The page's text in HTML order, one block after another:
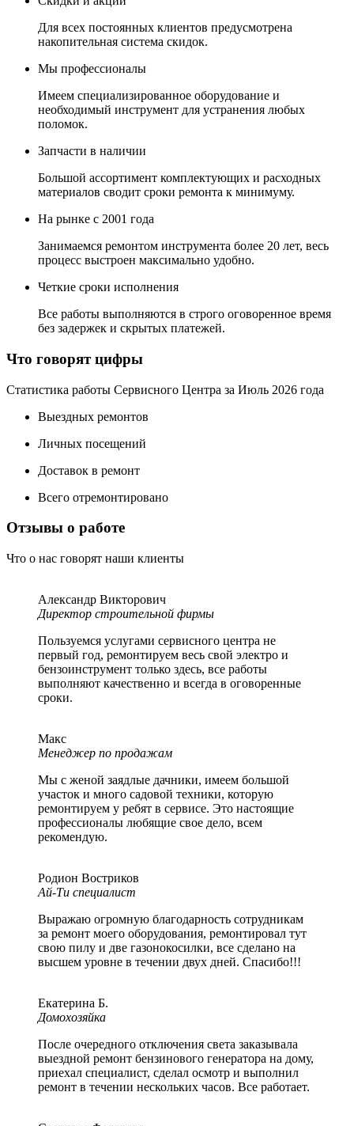
Для всех постоянных клиентов предусмотрена
накопительная система скидок.
Мы профессионалы
Имеем специализированное оборудование и
необходимый инструмент для устранения любых
поломок.
Запчасти в наличии
Большой ассортимент комплектующих и расходных
материалов сводит сроки ремонта к минимуму.
На рынке с 2001 года
Занимаемся ремонтом инструмента более 20 лет, весь
процесс выстроен максимально удобно.
Четкие сроки исполнения
Все работы выполняются в строго оговоренное время
без задержек и скрытых платежей.
Что говорят цифры
Статистика работы Сервисного Центра за Июль 2026 года
Выездных ремонтов
Личных посещений
Доставок в ремонт
Всего отремонтировано
Отзывы о работе
Что о нас говорят наши клиенты
Александр Викторович
Директор строительной фирмы
Пользуемся услугами сервисного центра не
первый год, ремонтируем весь свой электро и
бензоинструмент только здесь, все работы
выполняют качественно и всегда в оговоренные
сроки.
Макс
Менеджер по продажам
Мы с женой заядлые дачники, имеем большой
участок и много садовой техники, которую
ремонтируем у ребят в сервисе. Это настоящие
профессионалы любящие свое дело, всем
рекомендую.
Родион Востриков
Ай-Ти специалист
Выражаю огромную благодарность сотрудникам
за ремонт моего оборудования, ремонтировал тут
свою пилу и две газонокосилки, все сделано на
высшем уровне в течении двух дней. Спасибо!!!
Екатерина Б.
Домохозяйка
После очередного отключения света заказывала
выездной ремонт бензинового генератора на дому,
приехал специалист, сделал осмотр и выполнил
ремонт в течении нескольких часов. Все работает.